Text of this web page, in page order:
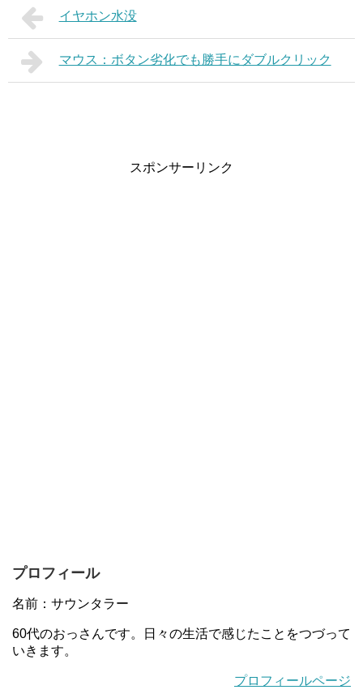
イヤホン水没
マウス：ボタン劣化でも勝手にダブルクリック
スポンサーリンク
プロフィール
名前：サウンタラー
60代のおっさんです。日々の生活で感じたことをつづって
いきます。
プロフィールページ